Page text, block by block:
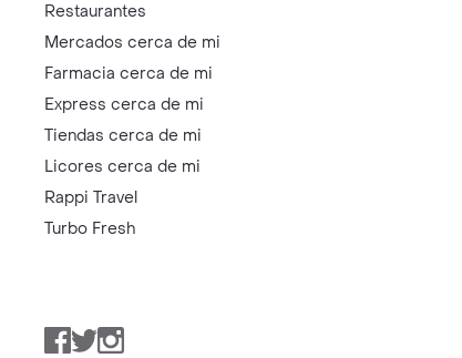
Restaurantes
Mercados cerca de mi
Farmacia cerca de mi
Express cerca de mi
Tiendas cerca de mi
Licores cerca de mi
Rappi Travel
Turbo Fresh
Facebook
TwitterInstagram